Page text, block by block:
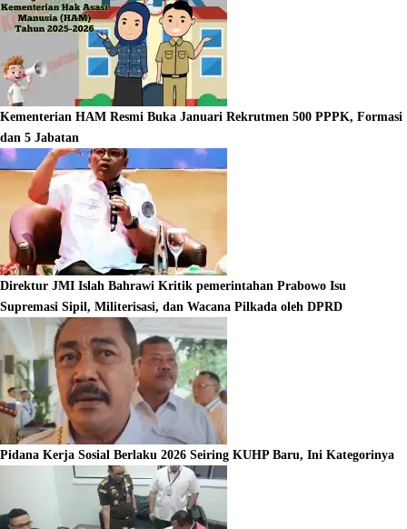
Kementerian HAM Resmi Buka Januari Rekrutmen 500 PPPK, Formasi
dan 5 Jabatan
Direktur JMI Islah Bahrawi Kritik pemerintahan Prabowo Isu
Supremasi Sipil, Militerisasi, dan Wacana Pilkada oleh DPRD
Pidana Kerja Sosial Berlaku 2026 Seiring KUHP Baru, Ini Kategorinya